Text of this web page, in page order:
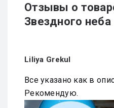
Отзывы о
Звездного неба
Liliya Grekul
Все указано как в
Рекомендую.